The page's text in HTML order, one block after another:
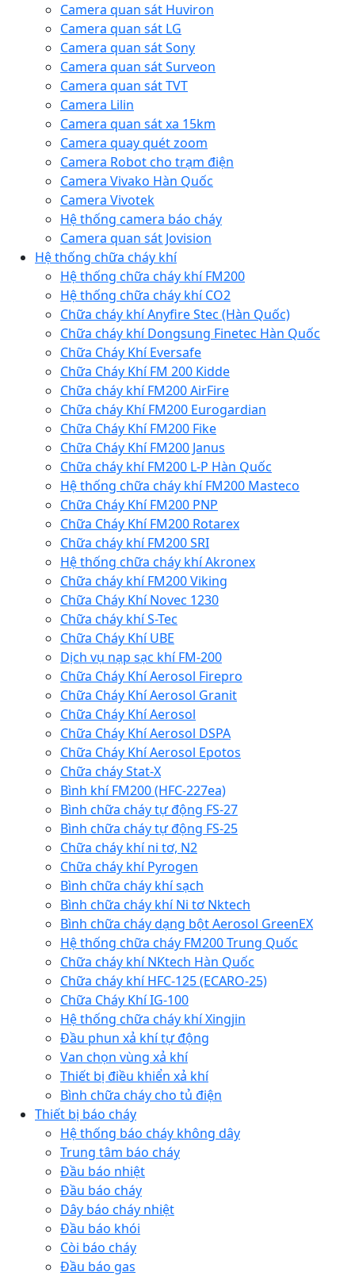
Camera quan sát Huviron
Camera quan sát LG
Camera quan sát Sony
Camera quan sát Surveon
Camera quan sát TVT
Camera Lilin
Camera quan sát xa 15km
Camera quay quét zoom
Camera Robot cho trạm điện
Camera Vivako Hàn Quốc
Camera Vivotek
Hệ thống camera báo cháy
Camera quan sát Jovision
Hệ thống chữa cháy khí
Hệ thống chữa cháy khí FM200
Hệ thống chữa cháy khí CO2
Chữa cháy khí Anyfire Stec (Hàn Quốc)
Chữa cháy khí Dongsung Finetec Hàn Quốc
Chữa Cháy Khí Eversafe
Chữa Cháy Khí FM 200 Kidde
Chữa cháy khí FM200 AirFire
Chữa cháy Khí FM200 Eurogardian
Chữa Cháy Khí FM200 Fike
Chữa Cháy Khí FM200 Janus
Chữa cháy khí FM200 L-P Hàn Quốc
Hệ thống chữa cháy khí FM200 Masteco
Chữa Cháy Khí FM200 PNP
Chữa Cháy Khí FM200 Rotarex
Chữa cháy khí FM200 SRI
Hệ thống chữa cháy khí Akronex
Chữa cháy khí FM200 Viking
Chữa Cháy Khí Novec 1230
Chữa cháy khí S-Tec
Chữa Cháy Khí UBE
Dịch vụ nạp sạc khí FM-200
Chữa Cháy Khí Aerosol Firepro
Chữa Cháy Khí Aerosol Granit
Chữa Cháy Khí Aerosol
Chữa Cháy Khí Aerosol DSPA
Chữa Cháy Khí Aerosol Epotos
Chữa cháy Stat-X
Bình khí FM200 (HFC-227ea)
Bình chữa cháy tự động FS-27
Bình chữa cháy tự động FS-25
Chữa cháy khí ni tơ, N2
Chữa cháy khí Pyrogen
Bình chữa cháy khí sạch
Bình chữa cháy khí Ni tơ Nktech
Bình chữa cháy dạng bột Aerosol GreenEX
Hệ thống chữa cháy FM200 Trung Quốc
Chữa cháy khí NKtech Hàn Quốc
Chữa cháy khí HFC-125 (ECARO-25)
Chữa Cháy Khí IG-100
Hệ thống chữa cháy khí Xingjin
Đầu phun xả khí tự động
Van chọn vùng xả khí
Thiết bị điều khiển xả khí
Bình chữa cháy cho tủ điện
Thiết bị báo cháy
Hệ thống báo cháy không dây
Trung tâm báo cháy
Đầu báo nhiệt
Đầu báo cháy
Dây báo cháy nhiệt
Đầu báo khói
Còi báo cháy
Đầu báo gas